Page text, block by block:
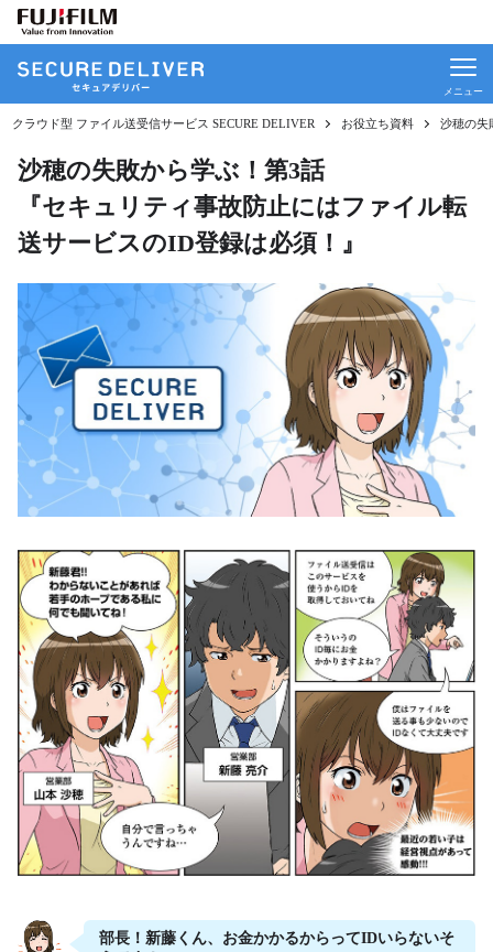
サービス概要
送受信機能
承認・監査
SSO連携
ファイル送受信連携
ソリューション
USBメモリや外付HDDの利用・持ち出し禁止に
グループ全体の内部統制及び管理強化に
大容量ファイルの受け渡しに
重要データの受け渡しに
電子帳票の自動配信による働き方改革＆コスト削減
に
パスワード付Zipファイルの運用の代わりに
価格・FAQ
ご利用基本プラン
FAQ
クラウド型 ファイル送受信サービス SECURE DELIVER お役立ち資料 沙穂の失
沙穂の失敗から学ぶ！第3話
『セキュリティ事故防止にはファイル転
送サービスのID登録は必須！』
部長！新藤くん、お金かかるからってIDいらないそ